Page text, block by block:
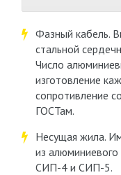
Фазный кабель.
стальной
Число
изготовление
сопротивление
ГОСТам.
Несущая жила.
из
СИП-4 и СИП-5.